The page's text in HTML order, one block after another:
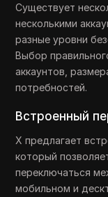
Существует
несколькими
разные уровни
Выбор
аккаунтов,
потребностей.
Встроенный
X предлагает
который
переключаться
мобильном и